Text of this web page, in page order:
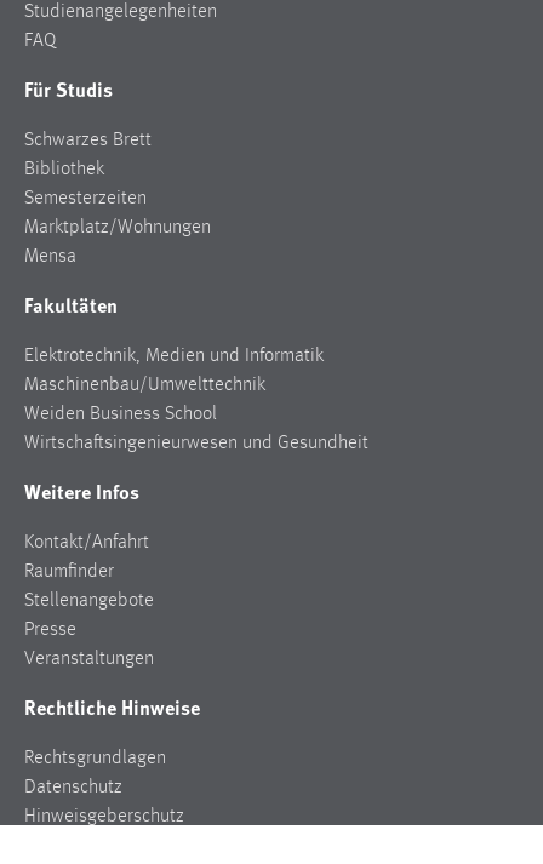
Studienangelegenheiten
FAQ
Für Studis
Schwarzes Brett
Bibliothek
Semesterzeiten
Marktplatz/Wohnungen
Mensa
Fakultäten
Elektrotechnik, Medien und Informatik
Maschinenbau/Umwelttechnik
Weiden Business School
Wirtschaftsingenieurwesen und Gesundheit
Weitere Infos
Kontakt/Anfahrt
Raumfinder
Stellenangebote
Presse
Veranstaltungen
Rechtliche Hinweise
Rechtsgrundlagen
Datenschutz
Hinweisgeberschutz